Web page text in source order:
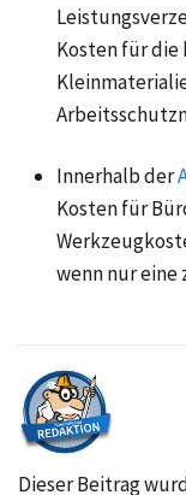
Kosten für
Innerhalb der
Kosten für
wenn nur
Dieser Beitrag